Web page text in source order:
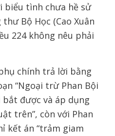
biểu tình chưa hề sử
Bộ Học (Cao Xuân
224 không nêu phải
chính trả lời bằng
“Ngoại trừ Phan Bội
bắt được và áp dụng
trên”, còn với Phan
kết án “trảm giam